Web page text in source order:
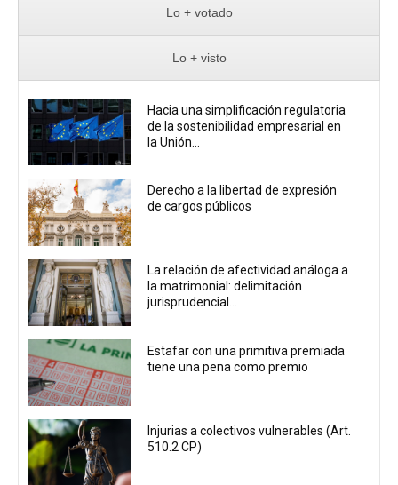
Lo + votado
Lo + visto
Hacia una simplificación regulatoria
de la sostenibilidad empresarial en
la Unión...
Derecho a la libertad de expresión
de cargos públicos
La relación de afectividad análoga a
la matrimonial: delimitación
jurisprudencial...
Estafar con una primitiva premiada
tiene una pena como premio
Injurias a colectivos vulnerables (Art.
510.2 CP)